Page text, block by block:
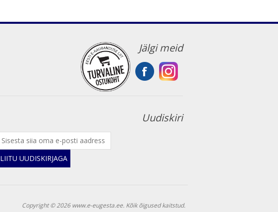
Jälgi meid
Uudiskiri
LIITU UUDISKIRJAGA
Copyright © 2026 www.e-eugesta.ee. Kõik õigused kaitstud.